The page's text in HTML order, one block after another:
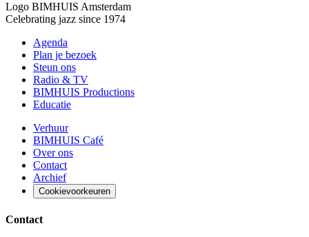
Logo BIMHUIS Amsterdam
Celebrating jazz since 1974
Agenda
Plan je bezoek
Steun ons
Radio & TV
BIMHUIS Productions
Educatie
Verhuur
BIMHUIS Café
Over ons
Contact
Archief
Cookievoorkeuren
Contact